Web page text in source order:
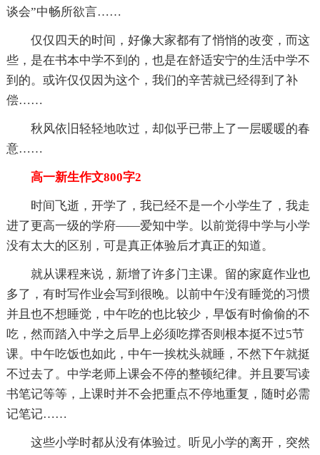
谈会”中畅所欲言……
仅仅四天的时间，好像大家都有了悄悄的改变，而这
些，是在书本中学不到的，也是在舒适安宁的生活中学不
到的。或许仅仅因为这个，我们的辛苦就已经得到了补
偿……
秋风依旧轻轻地吹过，却似乎已带上了一层暖暖的春
意……
高一新生作文800字2
时间飞逝，开学了，我已经不是一个小学生了，我走
进了更高一级的学府——爱知中学。以前觉得中学与小学
没有太大的区别，可是真正体验后才真正的知道。
就从课程来说，新增了许多门主课。留的家庭作业也
多了，有时写作业会写到很晚。以前中午没有睡觉的习惯
并且也不想睡觉，中午吃的也比较少，早饭有时偷偷的不
吃，然而踏入中学之后早上必须吃撑否则根本挺不过5节
课。中午吃饭也如此，中午一挨枕头就睡，不然下午就挺
不过去了。中学老师上课会不停的整顿纪律。并且要写读
书笔记等等，上课时并不会把重点不停地重复，随时必需
记笔记……
这些小学时都从没有体验过。听见小学的离开，突然